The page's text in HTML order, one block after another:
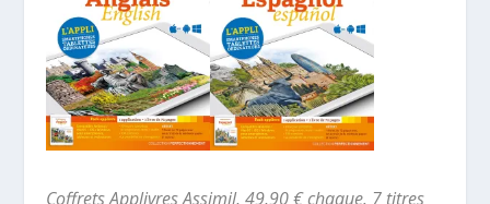
Coffrets Applivres Assimil, 49,90 € chaque. 7 titres